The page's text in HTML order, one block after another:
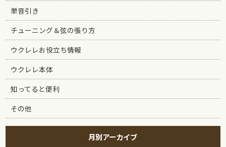
単音引き
チューニング＆弦の張り方
ウクレレお役立ち情報
ウクレレ本体
知ってると便利
その他
月別アーカイブ